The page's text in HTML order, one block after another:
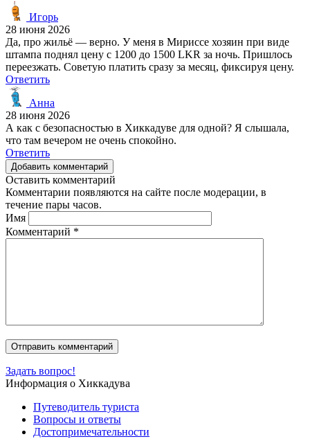
Игорь
28 июня 2026
Да, про жильё — верно. У меня в Мириссе хозяин при виде
штампа поднял цену с 1200 до 1500 LKR за ночь. Пришлось
переезжать. Советую платить сразу за месяц, фиксируя цену.
Ответить
Анна
28 июня 2026
А как с безопасностью в Хиккадуве для одной? Я слышала,
что там вечером не очень спокойно.
Ответить
Добавить комментарий
Оставить комментарий
Комментарии появляются на сайте после модерации, в
течение пары часов.
Имя
Комментарий *
Задать вопрос!
Информация о Хиккадува
Путеводитель туриста
Вопросы и ответы
Достопримечательности